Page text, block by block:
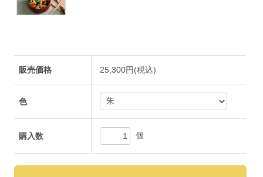
販売価格 25,300円(税込)
色
購入数 個